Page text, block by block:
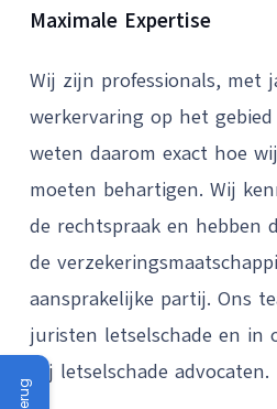
Maximale Expertise
Wij zijn professionals, met
werkervaring op het
weten daarom exact hoe
moeten behartigen. Wij
de rechtspraak en hebben
de
aansprakelijke partij. Ons
juristen letselschade en in
wij letselschade advocaten.